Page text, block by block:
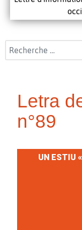
Rechercher
Letra
n°89
UN ESTIU